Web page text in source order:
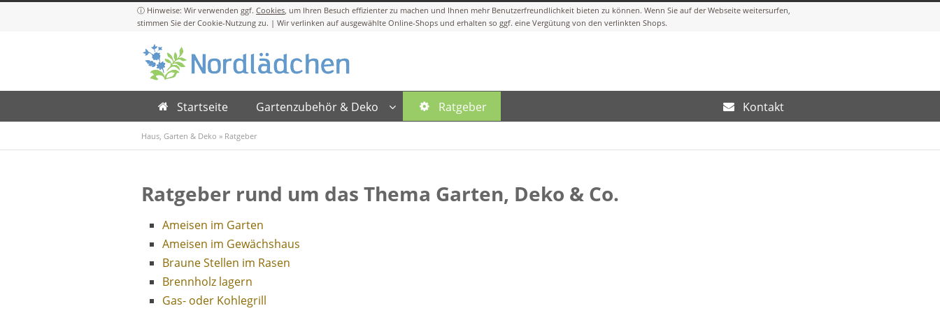
Cookies
Startseite Gartenzubehör & Deko Ratgeber Kontakt
Haus, Garten & Deko » Ratgeber
Ratgeber rund um das Thema Garten, Deko & Co.
Ameisen im Garten
Ameisen im Gewächshaus
Braune Stellen im Rasen
Brennholz lagern
Gas- oder Kohlegrill